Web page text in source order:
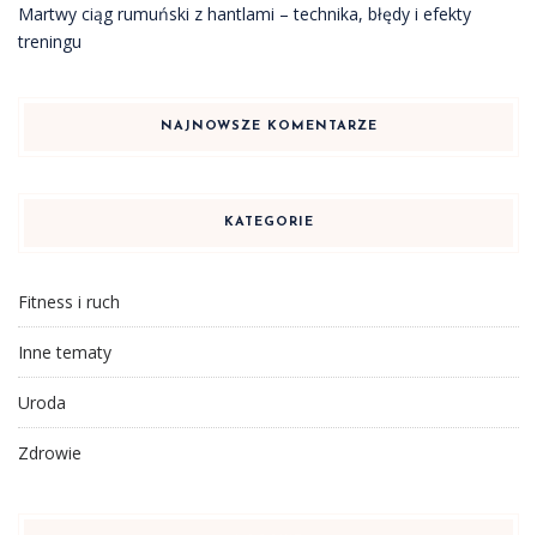
Martwy ciąg rumuński z hantlami – technika, błędy i efekty
treningu
NAJNOWSZE KOMENTARZE
KATEGORIE
Fitness i ruch
Inne tematy
Uroda
Zdrowie